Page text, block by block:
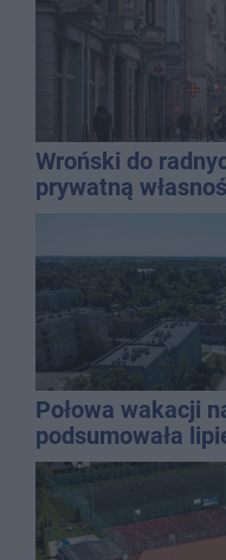
Wroński do
prywatną
Połowa wakacji
podsumowała